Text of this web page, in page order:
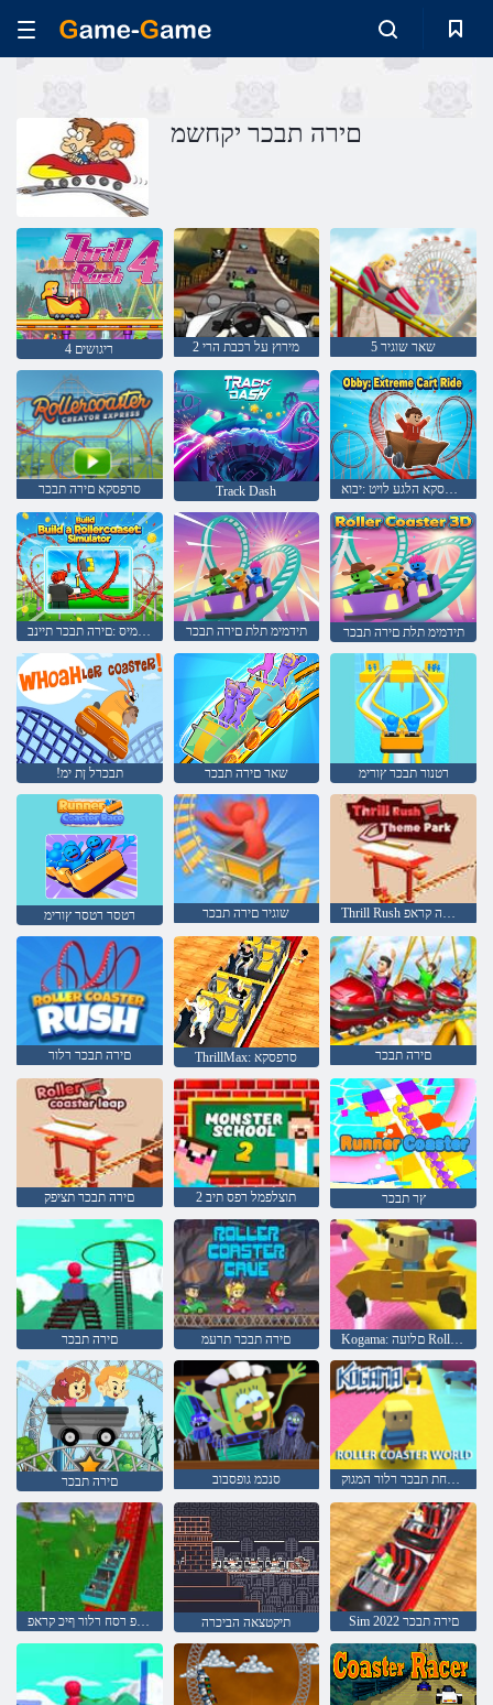
םירה תבכר יקחשמ
ריגושים 4 מירוץ על רכבת הרי 2 5 שאר שוגיר
סרפסקא םירה תבכר Track Dash םירטסקא הלגע לויט :יבוא
רוטלומיס :םירה תבכר תיינב תידמימ תלת םירה תבכר תידמימ תלת םירה תבכר
!תבכרל ןת ימ שאר םירה תבכר רטנור תבכר ץורימ
רטסר רטסר ץורימ שוגיר םירה תבכר Thrill Rush םיעושעשה קראפ
םירה תבכר רלור ThrillMax: סרפסקא םירה תבכר
םירה תבכר תציפק 2 תוצלפמל רפס תיב ץר תבכר
םירה תבכר םירה תבכר תרעמ Kogama: םלועה Rollercoaster
םירה תבכר סנכמ גופסבוב םלועה תיתחת תבכר רלור המגוק
םיטשפ רסח רלור ףיכ קראפ תיקטצאה הביכרה Sim 2022 םירה תבכר